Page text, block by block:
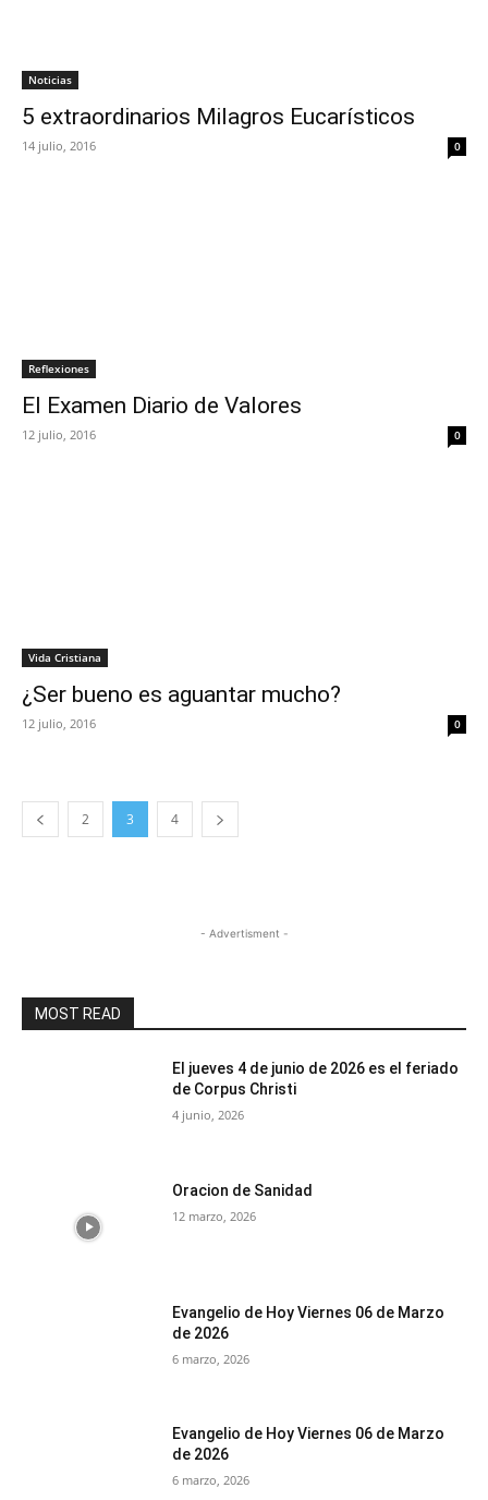
Noticias
5 extraordinarios Milagros Eucarísticos
14 julio, 2016 0
Reflexiones
El Examen Diario de Valores
12 julio, 2016 0
Vida Cristiana
¿Ser bueno es aguantar mucho?
12 julio, 2016 0
2 3 4
- Advertisment -
MOST READ
El jueves 4 de junio de 2026 es el feriado
de Corpus Christi
4 junio, 2026
Oracion de Sanidad
12 marzo, 2026
Evangelio de Hoy Viernes 06 de Marzo
de 2026
6 marzo, 2026
Evangelio de Hoy Viernes 06 de Marzo
de 2026
6 marzo, 2026